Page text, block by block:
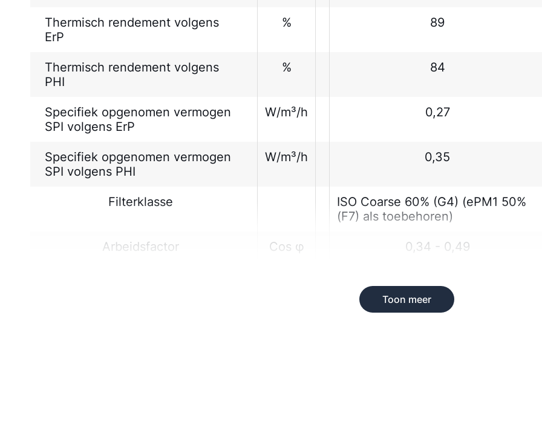
Thermisch rendement volgens
ErP
% 89
Thermisch rendement volgens
PHI
% 84
Specifiek opgenomen vermogen
SPI volgens ErP
W/m³/h 0,27
Specifiek opgenomen vermogen
SPI volgens PHI
W/m³/h 0,35
Filterklasse
ISO Coarse 60% (G4) (ePM1 50%
(F7) als toebehoren)
Arbeidsfactor Cos φ 0,34 - 0,49
Toon meer